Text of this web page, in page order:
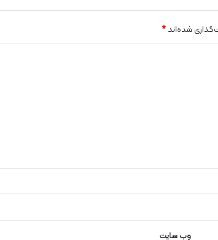
ی
ز
ر
ت
و
ز
شده‌اند *
وب‌ سایت